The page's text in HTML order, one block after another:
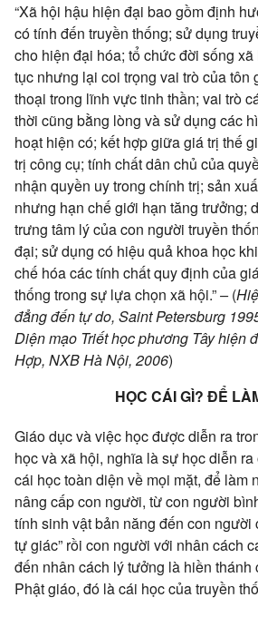
“Xã hội hậu hiện đại bao gồmđịnh
có tính đến truyền thống; sử dụng
cho hiện đại hóa; tổ chứcđời sống xã
tục nhưng lại coi trọng vai tròcủatôn
thoại trong lĩnh vựctinh thần; vai trò
thời cũng bằng lòng vàsử dụng các
hoạt hiện có; kết hợpgiữagiá trị thế
trị công cụ; tính chấtdân chủ của
nhận quyền uytrong chính trị; sản
nhưng hạn chếgiới hạn tăng trưởng;
trưng tâm lýcủacon người truyền
đại; sử dụng có hiệu quả khoa học khi
chế hóa cáctính chấtquy định của
thống trong sự lựa chọn xã hội.”–(
đẳngđếntự do, Saint Petersburg
Diện mạo Triết họcphương Tâyhiện
Hợp, NXB Hà Nội, 2006)
HỌC CÁI GÌ? ĐỂ
Giáo dụcvà việc học được diễn ra
học vàxã hội, nghĩa là sự học diễn
cái họctoàn diện về mọi mặt, để làm
nâng cấpcon người, từcon người
tính sinh vậtbản năng đến con người
tự giác” rồi con người với nhân cách
đến nhân cách lý tưởng là hiền thánh
Phật giáo, đó là cái học củatruyền